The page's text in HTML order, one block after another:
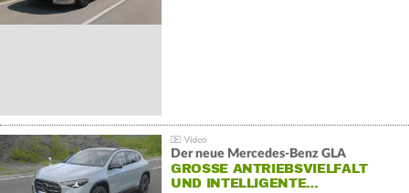
Der neue Mercedes-Benz GLA
GROSSE ANTRIEBSVIELFALT U
ND INTELLIGENTE…